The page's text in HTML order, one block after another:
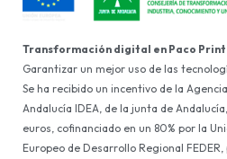
Transformación digital en Paco Print
Garantizar un mejor uso de las
Se ha recibido un incentivo de la
Andalucía IDEA, de la junta de
euros, cofinanciado en un 80% por la
Europeo de Desarrollo Regional